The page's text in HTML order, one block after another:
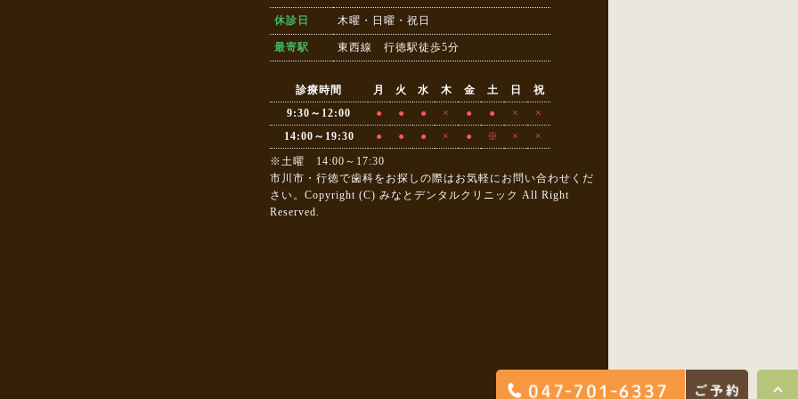
休診日 木曜・日曜・祝日
最寄駅 東西線 行徳駅徒歩5分
診療時間 月 火 水 木 金 土 日
祝
9:30～12:00
● ● ● × ● ● ×
×
14:00～19:30
● ● ● × ● ※ ×
×
※土曜 14:00～17:30
市川市・行徳で歯科をお探しの際はお気軽にお問い合わせくだ
さい。Copyright (C) みなとデンタルクリニック All Right
Reserved.